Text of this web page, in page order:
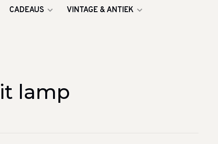
CADEAUS
VINTAGE & ANTIEK
lamp